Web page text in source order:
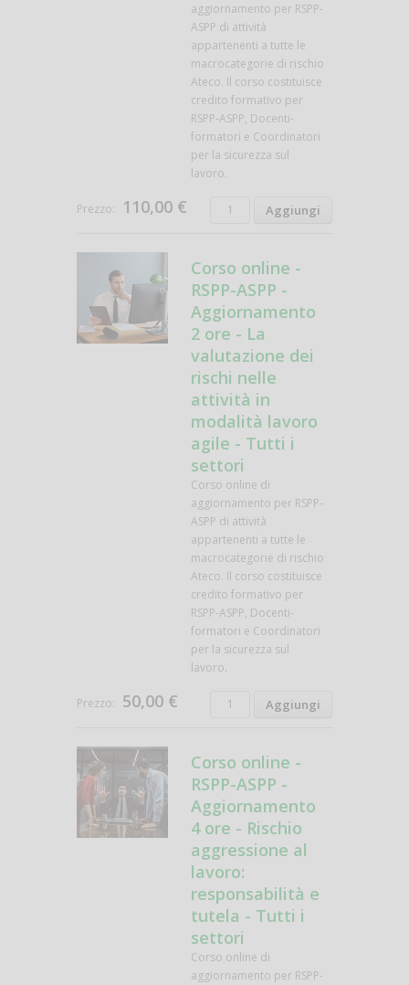
aggiornamento per RSPP-
ASPP di attività
appartenenti a tutte le
macrocategorie di rischio
Ateco. Il corso costituisce
credito formativo per
RSPP-ASPP, Docenti-
formatori e Coordinatori
per la sicurezza sul
lavoro.
Prezzo: 110,00 €
Corso online -
RSPP-ASPP -
Aggiornamento
2 ore - La
valutazione dei
rischi nelle
attività in
modalità lavoro
agile - Tutti i
settori
Corso online di
aggiornamento per RSPP-
ASPP di attività
appartenenti a tutte le
macrocategorie di rischio
Ateco. Il corso costituisce
credito formativo per
RSPP-ASPP, Docenti-
formatori e Coordinatori
per la sicurezza sul
lavoro.
Prezzo: 50,00 €
Corso online -
RSPP-ASPP -
Aggiornamento
4 ore - Rischio
aggressione al
lavoro:
responsabilità e
tutela - Tutti i
settori
Corso online di
aggiornamento per RSPP-